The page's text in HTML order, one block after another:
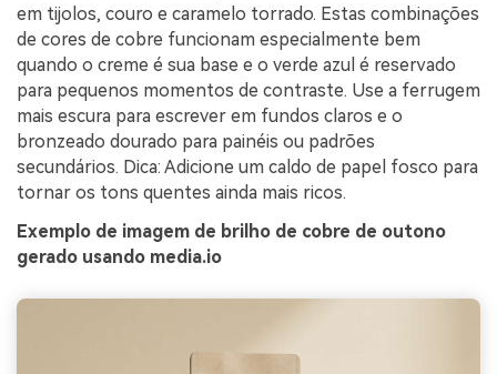
em tijolos, couro e caramelo torrado. Estas combinações
de cores de cobre funcionam especialmente bem
quando o creme é sua base e o verde azul é reservado
para pequenos momentos de contraste. Use a ferrugem
mais escura para escrever em fundos claros e o
bronzeado dourado para painéis ou padrões
secundários. Dica: Adicione um caldo de papel fosco para
tornar os tons quentes ainda mais ricos.
Exemplo de imagem de brilho de cobre de outono
gerado usando media.io